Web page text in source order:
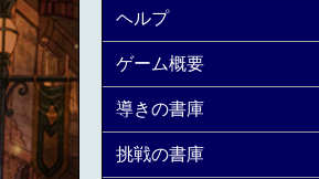
ヘルプ
ゲーム概要
導きの書庫
挑戦の書庫